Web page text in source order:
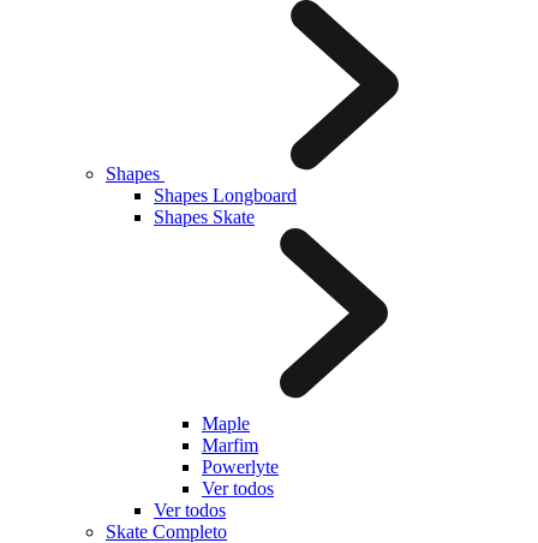
Shapes
Shapes Longboard
Shapes Skate
Maple
Marfim
Powerlyte
Ver todos
Ver todos
Skate Completo